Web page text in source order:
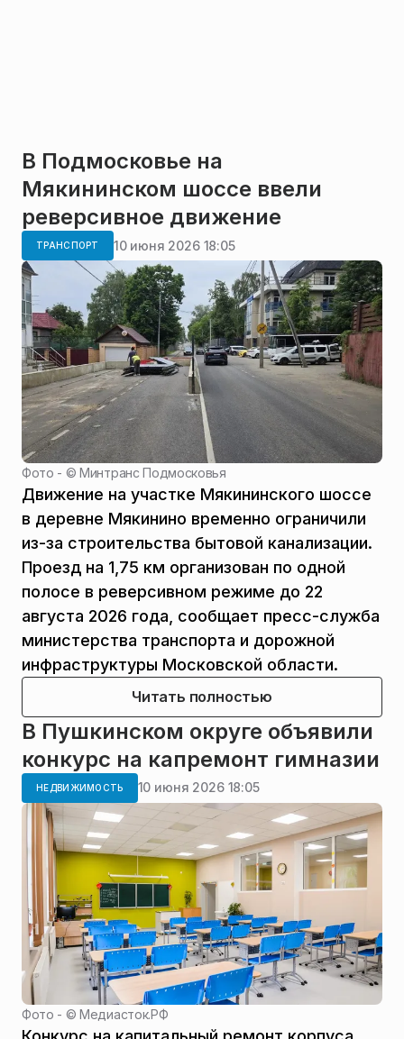
В Подмосковье на
Мякининском шоссе ввели
реверсивное движение
ТРАНСПОРТ 10 июня 2026 18:05
Фото - ©Минтранс Подмосковья
Движение на участке Мякининского шоссе
в деревне Мякинино временно ограничили
из-за строительства бытовой канализации.
Проезд на 1,75 км организован по одной
полосе в реверсивном режиме до 22
августа 2026 года, сообщает пресс-служба
министерства транспорта и дорожной
инфраструктуры Московской области.
Читать полностью
В Пушкинском округе объявили
конкурс на капремонт гимназии
НЕДВИЖИМОСТЬ 10 июня 2026 18:05
Фото - ©Медиасток.РФ